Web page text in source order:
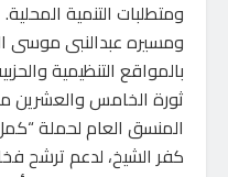
ومتطلبات التنمية المحلية.
ومسيره عبدالنبى موسى
بالمواقع التنظيمية
ثورة الخامس والعشرين
المنسق العام لحملة
كفر الشيخ، لدعم ترشح